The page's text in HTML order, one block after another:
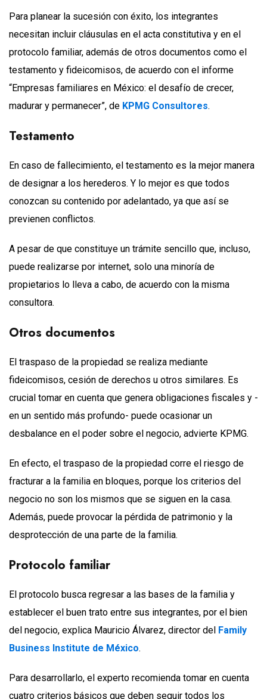
Para planear la sucesión con éxito, los integrantes
necesitan incluir cláusulas en el acta constitutiva y en el
protocolo familiar, además de otros documentos como el
testamento y fideicomisos, de acuerdo con el informe
“Empresas familiares en México: el desafío de crecer,
madurar y permanecer”, de KPMG Consultores.
Testamento
En caso de fallecimiento, el testamento es la mejor manera
de designar a los herederos. Y lo mejor es que todos
conozcan su contenido por adelantado, ya que así se
previenen conflictos.
A pesar de que constituye un trámite sencillo que, incluso,
puede realizarse por internet, solo una minoría de
propietarios lo lleva a cabo, de acuerdo con la misma
consultora.
Otros documentos
El traspaso de la propiedad se realiza mediante
fideicomisos, cesión de derechos u otros similares. Es
crucial tomar en cuenta que genera obligaciones fiscales y -
en un sentido más profundo- puede ocasionar un
desbalance en el poder sobre el negocio, advierte KPMG.
En efecto, el traspaso de la propiedad corre el riesgo de
fracturar a la familia en bloques, porque los criterios del
negocio no son los mismos que se siguen en la casa.
Además, puede provocar la pérdida de patrimonio y la
desprotección de una parte de la familia.
Protocolo familiar
El protocolo busca regresar a las bases de la familia y
establecer el buen trato entre sus integrantes, por el bien
del negocio, explica Mauricio Álvarez, director del Family
Business Institute de México.
Para desarrollarlo, el experto recomienda tomar en cuenta
cuatro criterios básicos que deben seguir todos los